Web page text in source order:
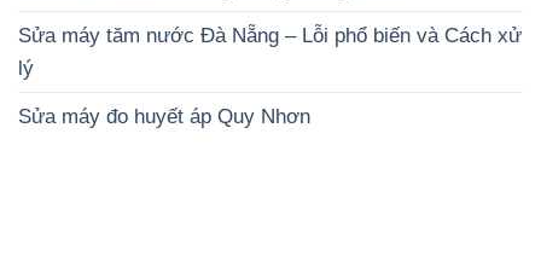
Sửa máy tăm nước Đà Nẵng – Lỗi phổ biến và Cách xử
lý
Sửa máy đo huyết áp Quy Nhơn